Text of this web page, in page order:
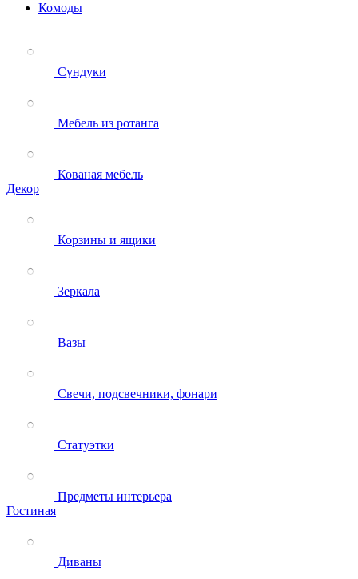
Комоды
Сундуки
Мебель из ротанга
Кованая мебель
Декор
Корзины и ящики
Зеркала
Вазы
Свечи, подсвечники, фонари
Статуэтки
Предметы интерьера
Гостиная
Диваны